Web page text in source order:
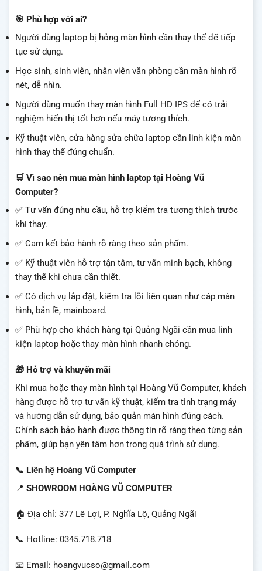
🎯 Phù hợp với ai?
Người dùng laptop bị hỏng màn hình cần thay thế để tiếp
tục sử dụng.
Học sinh, sinh viên, nhân viên văn phòng cần màn hình rõ
nét, dễ nhìn.
Người dùng muốn thay màn hình Full HD IPS để có trải
nghiệm hiển thị tốt hơn nếu máy tương thích.
Kỹ thuật viên, cửa hàng sửa chữa laptop cần linh kiện màn
hình thay thế đúng chuẩn.
🛒 Vì sao nên mua màn hình laptop tại Hoàng Vũ
Computer?
✅ Tư vấn đúng nhu cầu, hỗ trợ kiểm tra tương thích trước
khi thay.
✅ Cam kết bảo hành rõ ràng theo sản phẩm.
✅ Kỹ thuật viên hỗ trợ tận tâm, tư vấn minh bạch, không
thay thế khi chưa cần thiết.
✅ Có dịch vụ lắp đặt, kiểm tra lỗi liên quan như cáp màn
hình, bản lề, mainboard.
✅ Phù hợp cho khách hàng tại Quảng Ngãi cần mua linh
kiện laptop hoặc thay màn hình nhanh chóng.
🎁 Hỗ trợ và khuyến mãi
Khi mua hoặc thay màn hình tại Hoàng Vũ Computer, khách
hàng được hỗ trợ tư vấn kỹ thuật, kiểm tra tình trạng máy
và hướng dẫn sử dụng, bảo quản màn hình đúng cách.
Chính sách bảo hành được thông tin rõ ràng theo từng sản
phẩm, giúp bạn yên tâm hơn trong quá trình sử dụng.
📞 Liên hệ Hoàng Vũ Computer
📍 SHOWROOM HOÀNG VŨ COMPUTER
🏠 Địa chỉ: 377 Lê Lợi, P. Nghĩa Lộ, Quảng Ngãi
📞 Hotline: 0345.718.718
📧 Email: hoangvucso@gmail.com